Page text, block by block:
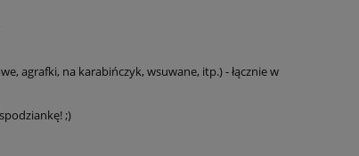
agrafki, na karabińczyk, wsuwane, itp.) - łącznie w
;)